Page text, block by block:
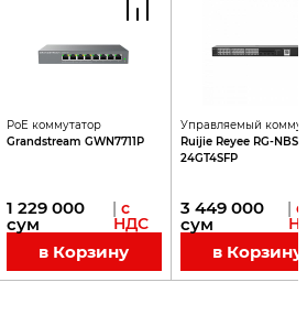
PoE коммутатор
Grandstream GWN7711P
1 229 000
сум
| с
НДС
в Корзину
Управляемый
Ruijie Reyee RG-
24GT4SFP
3 449 000
сум
| с
в Корзину